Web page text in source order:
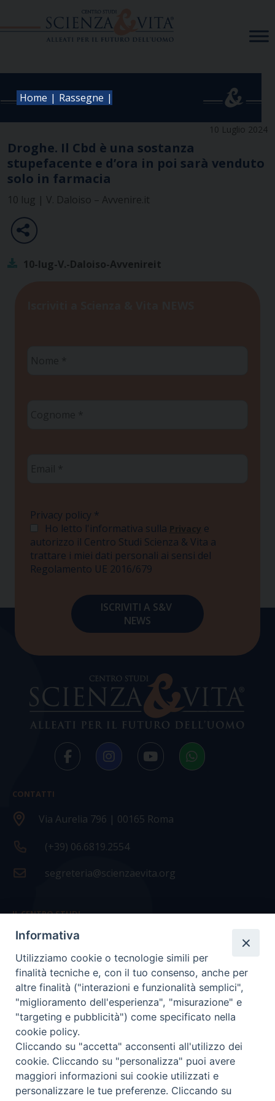
Home | Rassegne |
10 Luglio 2024
Droghe. Il Cbd è una sostanza
stupefacente e d’ora in poi sarà venduto
solo in farmacia
10 lug | V. Daloiso – Avvenire.it
10-lug-V.-Daloiso-Avvenireit
Privacy policy *
Ho letto l'informativa sulla Privacy e
autorizzo il Centro Studi Scienza & Vita a
trattare i miei dati personali ai sensi del
Regolamento UE 2016/679
CONTATTI
Via Aurelia 796 | 00165 Roma
(+39) 06.6819.2554
segreteria@scienzaevita.org
IL CENTRO STUDI
La nostra storia
Statuto
Presidenza e ufficio presidenza
Consiglio scientifico
Coordinamento nazionale
Informativa
Utilizziamo cookie o tecnologie simili per
finalità tecniche e, con il tuo consenso, anche per
altre finalità ("interazioni e funzionalità semplici",
"miglioramento dell'esperienza", "misurazione" e
"targeting e pubblicità") come specificato nella
cookie policy.
Cliccando su "accetta" acconsenti all'utilizzo dei
cookie. Cliccando su "personalizza" puoi avere
maggiori informazioni sui cookie utilizzati e
personalizzare le tue preferenze. Cliccando su